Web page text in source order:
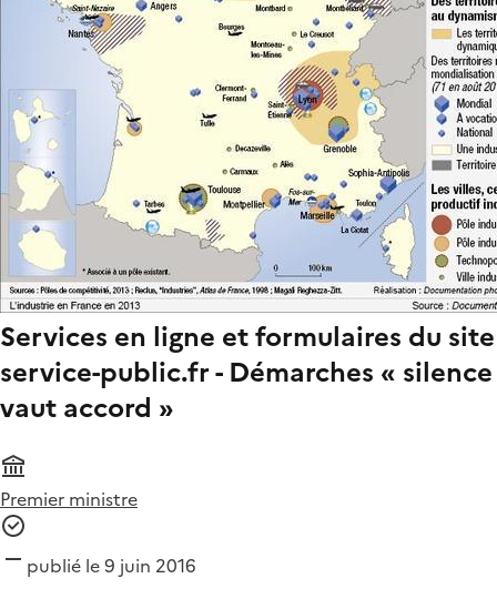
Services en ligne et formulaires du site
service-public.fr - Démarches « silence
vaut accord »
Premier ministre
publié le 9 juin 2016